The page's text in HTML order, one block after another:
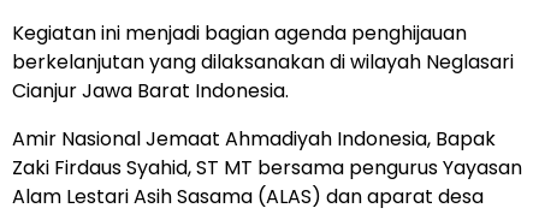
Kegiatan ini menjadi bagian agenda penghijauan
berkelanjutan yang dilaksanakan di wilayah Neglasari
Cianjur Jawa Barat Indonesia.
Amir Nasional Jemaat Ahmadiyah Indonesia, Bapak
Zaki Firdaus Syahid, ST MT bersama pengurus Yayasan
Alam Lestari Asih Sasama (ALAS) dan aparat desa